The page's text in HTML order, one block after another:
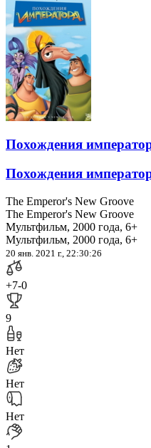
Похождения
Похождения
The Emperor's New Groove
The Emperor's New Groove
Мультфильм, 2000 года, 6+
Мультфильм, 2000 года, 6+
20 янв. 2021 г., 22:30:26
+7-0
9
Нет
Нет
Нет